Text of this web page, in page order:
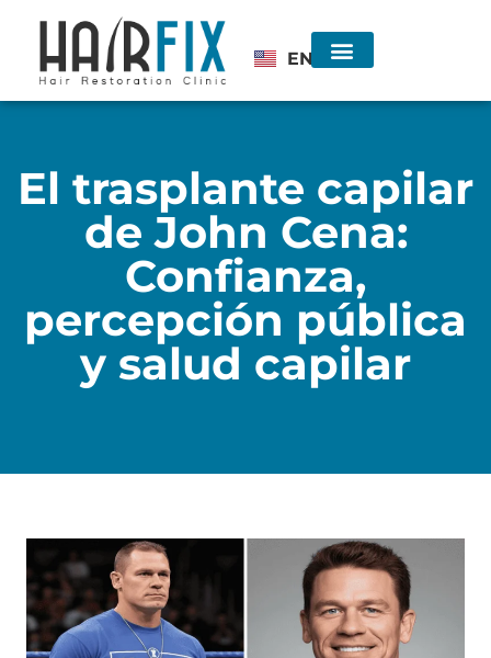
EN
El trasplante capilar
de John Cena:
Confianza,
percepción pública
y salud capilar